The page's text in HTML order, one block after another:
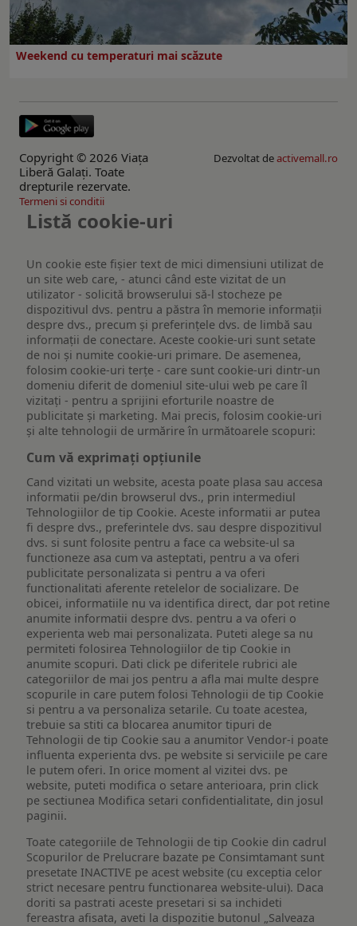
Weekend cu temperaturi mai scăzute
Copyright © 2026 Viaţa
Liberă Galaţi. Toate
drepturile rezervate.
Dezvoltat deactivemall.ro
Termeni si conditii
Listă cookie-uri
Un cookie este fişier text de mici dimensiuni utilizat de
un site web care, - atunci când este vizitat de un
utilizator - solicită browserului să-l stocheze pe
dispozitivul dvs. pentru a păstra în memorie informații
despre dvs., precum și preferințele dvs. de limbă sau
informații de conectare. Aceste cookie-uri sunt setate
de noi și numite cookie-uri primare. De asemenea,
folosim cookie-uri terțe - care sunt cookie-uri dintr-un
domeniu diferit de domeniul site-ului web pe care îl
vizitați - pentru a sprijini eforturile noastre de
publicitate și marketing. Mai precis, folosim cookie-uri
și alte tehnologii de urmărire în următoarele scopuri:
Cum vă exprimați opțiunile
Cand vizitati un website, acesta poate plasa sau accesa
informatii pe/din browserul dvs., prin intermediul
Tehnologiilor de tip Cookie. Aceste informatii ar putea
fi despre dvs., preferintele dvs. sau despre dispozitivul
dvs. si sunt folosite pentru a face ca website-ul sa
functioneze asa cum va asteptati, pentru a va oferi
publicitate personalizata si pentru a va oferi
functionalitati aferente retelelor de socializare. De
obicei, informatiile nu va identifica direct, dar pot retine
anumite informatii despre dvs. pentru a va oferi o
experienta web mai personalizata. Puteti alege sa nu
permiteti folosirea Tehnologiilor de tip Cookie in
anumite scopuri. Dati click pe diferitele rubrici ale
categoriilor de mai jos pentru a afla mai multe despre
scopurile in care putem folosi Tehnologii de tip Cookie
si pentru a va personaliza setarile. Cu toate acestea,
trebuie sa stiti ca blocarea anumitor tipuri de
Tehnologii de tip Cookie sau a anumitor Vendor-i poate
influenta experienta dvs. pe website si serviciile pe care
le putem oferi. In orice moment al vizitei dvs. pe
website, puteti modifica o setare anterioara, prin click
pe sectiunea Modifica setari confidentialitate, din josul
paginii.
Toate categoriile de Tehnologii de tip Cookie din cadrul
Scopurilor de Prelucrare bazate pe Consimtamant sunt
presetate INACTIVE pe acest website (cu exceptia celor
strict necesare pentru functionarea website-ului). Daca
doriti sa pastrati aceste presetari si sa inchideti
fereastra afisata, aveti la dispozitie butonul „Salveaza